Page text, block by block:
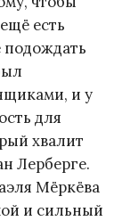
есть
и у
для
хвалит
Лерберге.
Мёркёва
и сильный